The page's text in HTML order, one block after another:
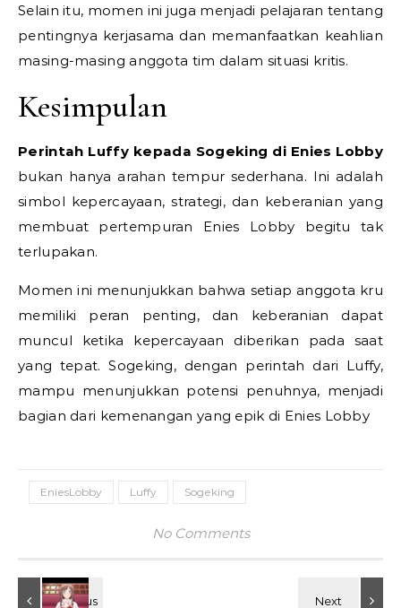
Selain itu, momen ini juga menjadi pelajaran tentang
pentingnya kerjasama dan memanfaatkan keahlian
masing-masing anggota tim dalam situasi kritis.
Kesimpulan
Perintah Luffy kepada Sogeking di Enies Lobby
bukan hanya arahan tempur sederhana. Ini adalah
simbol kepercayaan, strategi, dan keberanian yang
membuat pertempuran Enies Lobby begitu tak
terlupakan.
Momen ini menunjukkan bahwa setiap anggota kru
memiliki peran penting, dan keberanian dapat
muncul ketika kepercayaan diberikan pada saat
yang tepat. Sogeking, dengan perintah dari Luffy,
mampu menunjukkan potensi penuhnya, menjadi
bagian dari kemenangan yang epik di Enies Lobby
EniesLobby Luffy Sogeking
No Comments